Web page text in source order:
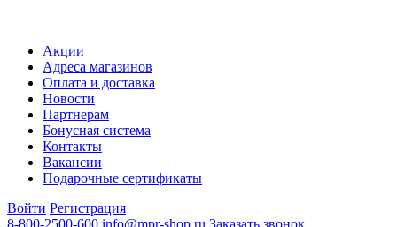
Акции
Адреса магазинов
Оплата и доставка
Новости
Партнерам
Бонусная система
Контакты
Вакансии
Подарочные сертификаты
Войти Регистрация
8-800-2500-600 info@mpr-shop.ru Заказать звонок